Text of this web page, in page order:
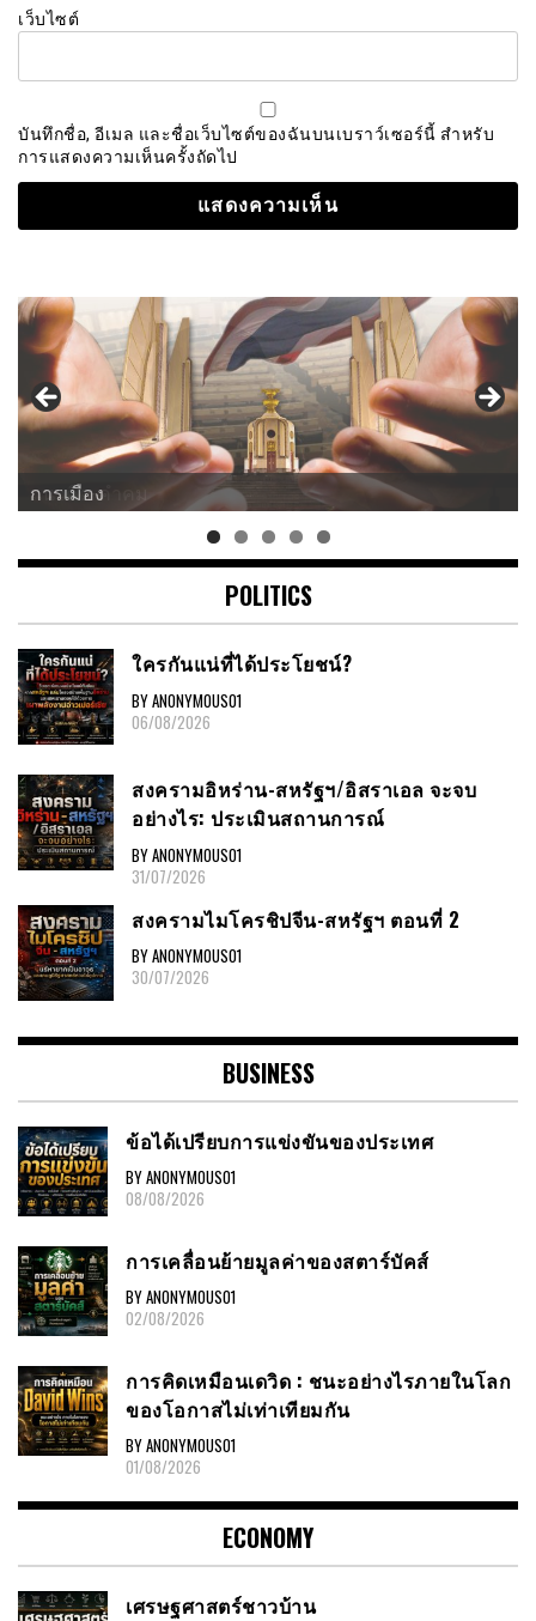
เว็บไซต์
บันทึกชื่อ, อีเมล และชื่อเว็บไซต์ของฉันบนเบราว์เซอร์นี้ สำหรับ
การแสดงความเห็นครั้งถัดไป
การเมือง
POLITICS
ใครกันแน่ที่ได้ประโยชน์?
BY ANONYMOUS01
06/08/2026
สงครามอิหร่าน-สหรัฐฯ/อิสราเอล จะจบ
อย่างไร: ประเมินสถานการณ์
BY ANONYMOUS01
31/07/2026
สงครามไมโครชิปจีน-สหรัฐฯ ตอนที่ 2
BY ANONYMOUS01
30/07/2026
BUSINESS
ข้อได้เปรียบการแข่งขันของประเทศ
BY ANONYMOUS01
08/08/2026
การเคลื่อนย้ายมูลค่าของสตาร์บัคส์
BY ANONYMOUS01
02/08/2026
การคิดเหมือนเดวิด : ชนะอย่างไรภายในโลก
ของโอกาสไม่เท่าเทียมกัน
BY ANONYMOUS01
01/08/2026
ECONOMY
เศรษฐศาสตร์ชาวบ้าน